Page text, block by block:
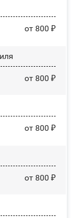
от 800 ₽
от 800 ₽
от 800 ₽
от 800 ₽